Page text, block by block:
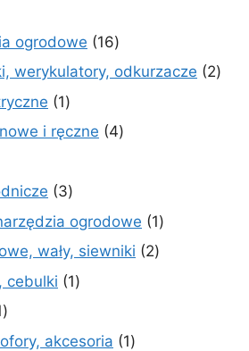
ogrodowe 1616
produktów
werykulatory, odkurzacze 22
11
produkt
i ręczne 44
33
produkty
ogrodowe 11
wały, siewniki 22
cebulki 11
1
produktakcesoria 11